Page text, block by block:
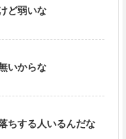
ど弱いな
いからな
ちする人いるんだな